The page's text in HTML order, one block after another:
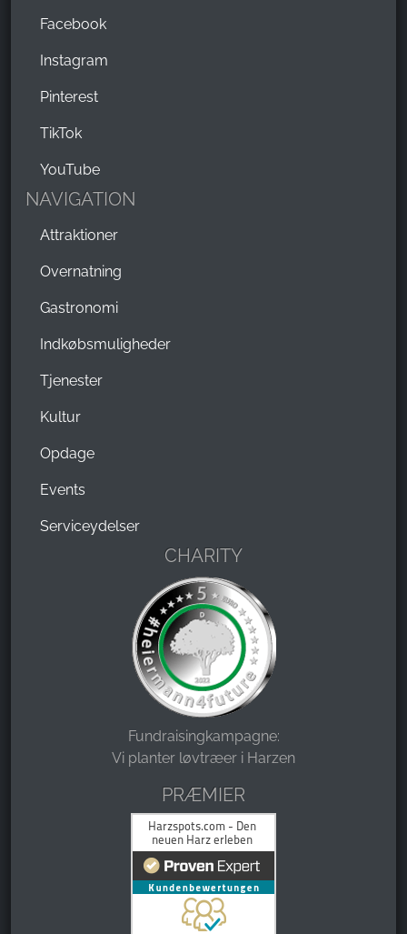
Facebook
Instagram
Pinterest
TikTok
YouTube
NAVIGATION
Attraktioner
Overnatning
Gastronomi
Indkøbsmuligheder
Tjenester
Kultur
Opdage
Events
Serviceydelser
CHARITY
Fundraisingkampagne:
Vi planter løvtræer i Harzen
PRÆMIER